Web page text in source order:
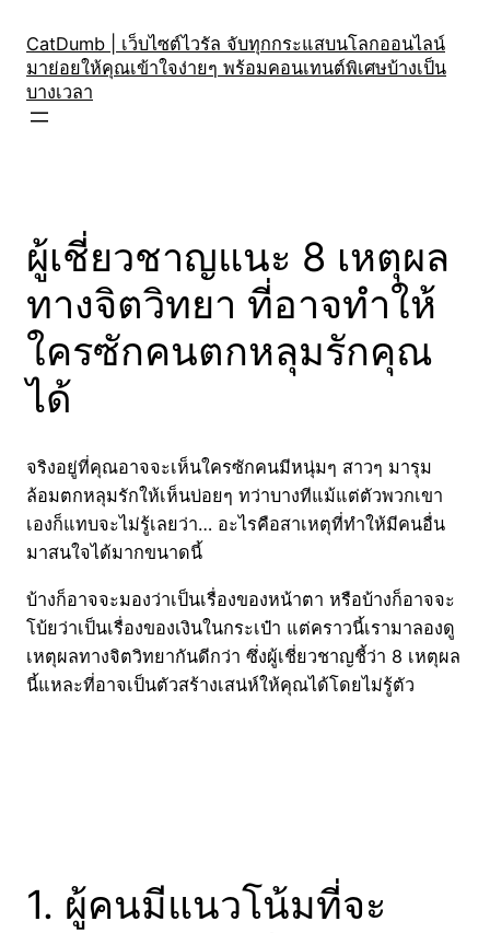
content
CatDumb | เว็บไซต์ไวรัล จับทุกกระแสบนโลกออนไลน์
มาย่อยให้คุณเข้าใจง่ายๆ พร้อมคอนเทนต์พิเศษบ้างเป็น
บางเวลา
ผู้เชี่ยวชาญแนะ 8 เหตุผล
ทางจิตวิทยา ที่อาจทำให้
ใครซักคนตกหลุมรักคุณ
ได้
จริงอยู่ที่คุณอาจจะเห็นใครซักคนมีหนุ่มๆ สาวๆ มารุม
ล้อมตกหลุมรักให้เห็นบ่อยๆ ทว่าบางทีแม้แต่ตัวพวกเขา
เองก็แทบจะไม่รู้เลยว่า… อะไรคือสาเหตุที่ทำให้มีคนอื่น
มาสนใจได้มากขนาดนี้
บ้างก็อาจจะมองว่าเป็นเรื่องของหน้าตา หรือบ้างก็อาจจะ
โบ้ยว่าเป็นเรื่องของเงินในกระเป๋า แต่คราวนี้เรามาลองดู
เหตุผลทางจิตวิทยากันดีกว่า ซึ่งผู้เชี่ยวชาญชี้ว่า 8 เหตุผล
นี้แหละที่อาจเป็นตัวสร้างเสน่ห์ให้คุณได้โดยไม่รู้ตัว
1. ผู้คนมีแนวโน้มที่จะ